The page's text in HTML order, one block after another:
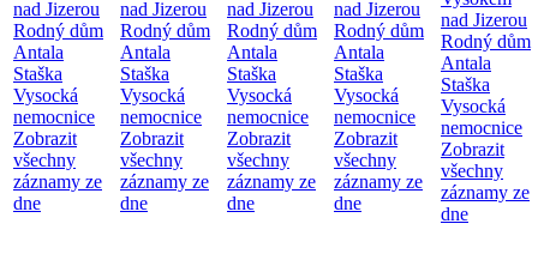
nad Jizerou
Rodný dům
Antala
Staška
Vysocká
nemocnice
Zobrazit
všechny
záznamy ze
dne
nad Jizerou
Rodný dům
Antala
Staška
Vysocká
nemocnice
Zobrazit
všechny
záznamy ze
dne
nad Jizerou
Rodný dům
Antala
Staška
Vysocká
nemocnice
Zobrazit
všechny
záznamy ze
dne
nad Jizerou
Rodný dům
Antala
Staška
Vysocká
nemocnice
Zobrazit
všechny
záznamy ze
dne
nad Jizerou
Rodný dům
Antala
Staška
Vysocká
nemocnice
Zobrazit
všechny
záznamy ze
dne